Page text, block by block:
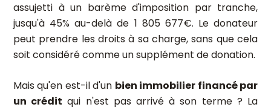
assujetti à un barème d'imposition par tranche,
jusqu'à 45% au-delà de 1 805 677€. Le donateur
peut prendre les droits à sa charge, sans que cela
soit considéré comme un supplément de donation.
Mais qu'en est-il d'un bien immobilier financé par
un crédit qui n'est pas arrivé à son terme ? La